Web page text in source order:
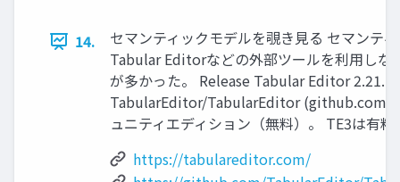
14.
セマンティックモデルを覗き見る セマンテ
Tabular Editorなどの外部ツールを利用しな
が多かった。 Release Tabular Editor 2.21.1
TabularEditor/TabularEditor (github.com)
ュニティエディション（無料）。 TE3は有料
https://tabulareditor.com/